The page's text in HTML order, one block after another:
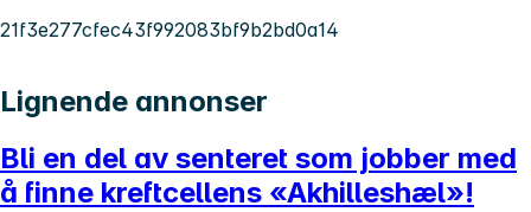
21f3e277cfec43f992083bf9b2bd0a14
Lignende annonser
Bli en del av senteret som jobber med
å finne kreftcellens «Akhilleshæl»!